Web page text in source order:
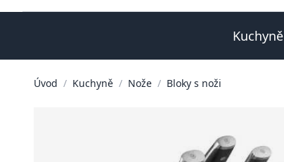
Kuchyně
Úvod / Kuchyně / Nože / Bloky s noži